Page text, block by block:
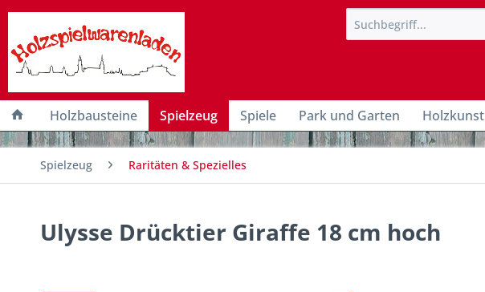
Holzbausteine Spielzeug Spiele Park und Garten Holzkunst
Spielzeug Raritäten & Spezielles
Ulysse Drücktier Giraffe 18 cm hoch